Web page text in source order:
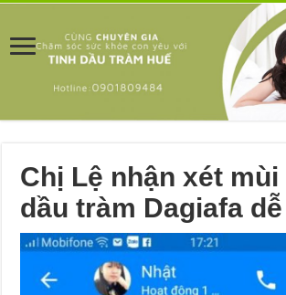
Chị Lệ nhận xét mùi
dầu tràm Dagiafa